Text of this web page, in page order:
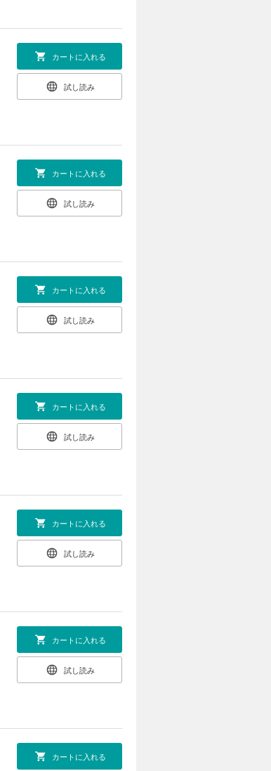
カートに入れる
試し読み
カートに入れる
試し読み
カートに入れる
試し読み
カートに入れる
試し読み
カートに入れる
試し読み
カートに入れる
試し読み
カートに入れる